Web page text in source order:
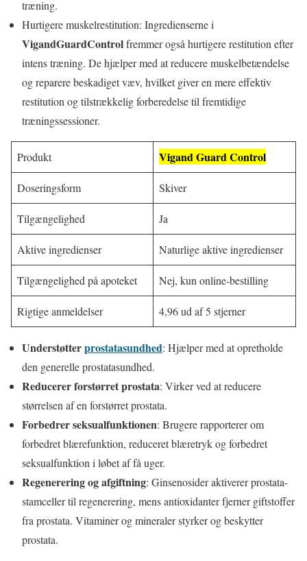
træning.
Hurtigere muskelrestitution: Ingredienserne i
VigandGuardControlfremmer også hurtigere restitution efter
intens træning. De hjælper med at reducere muskelbetændelse
og reparere beskadiget væv, hvilket giver en mere effektiv
restitution og tilstrækkelig forberedelse til fremtidige
træningssessioner.
Produkt Vigand Guard Control
Doseringsform Skiver
Tilgængelighed Ja
Aktive ingredienser Naturlige aktive ingredienser
Tilgængelighed på apoteket Nej, kun online-bestilling
Rigtige anmeldelser 4,96 ud af 5 stjerner
Understøtterprostatasundhed: Hjælper med at opretholde
den generelle prostatasundhed.
Reducerer forstørret prostata: Virker ved at reducere
størrelsen af en forstørret prostata.
Forbedrer seksualfunktionen: Brugere rapporterer om
forbedret blærefunktion, reduceret blæretryk og forbedret
seksualfunktion i løbet af få uger.
Regenerering og afgiftning: Ginsenosider aktiverer prostata-
stamceller til regenerering, mens antioxidanter fjerner giftstoffer
fra prostata. Vitaminer og mineraler styrker og beskytter
prostata.